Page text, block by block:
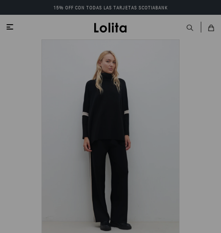
15% OFF CON TODAS LAS TARJETAS SCOTIABANK
